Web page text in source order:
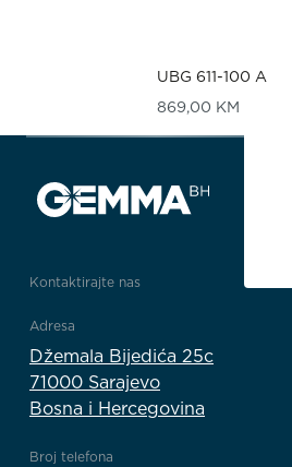
UBG 611-100 A
869,00 KM
Kontaktirajte nas
Adresa
Džemala Bijedića 25c
71000 Sarajevo
Bosna i Hercegovina
Broj telefona